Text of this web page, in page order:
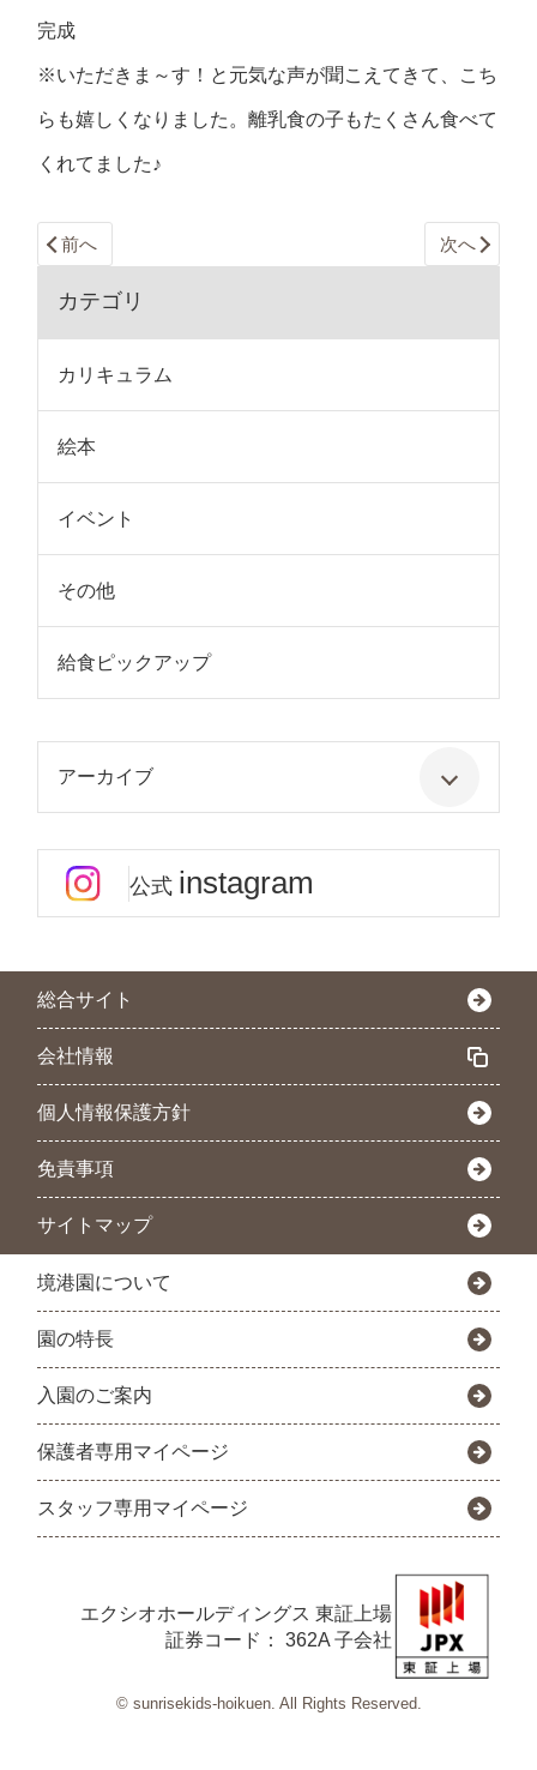
完成
※いただきま～す！と元気な声が聞こえてきて、こち
らも嬉しくなりました。離乳食の子もたくさん食べて
くれてました♪
前へ 次へ
カテゴリ
カリキュラム
絵本
イベント
その他
給食ピックアップ
アーカイブ
公式 instagram
総合サイト
会社情報
個人情報保護方針
免責事項
サイトマップ
境港園について
園の特長
入園のご案内
保護者専用マイページ
スタッフ専用マイページ
エクシオホールディングス 東証上場
証券コード： 362A 子会社
© sunrisekids-hoikuen. All Rights Reserved.